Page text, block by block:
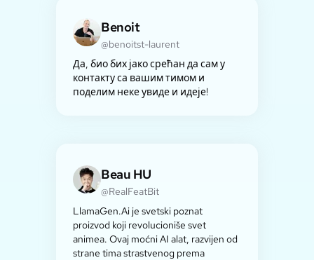
Benoit
@benoitst-laurent
Да, био бих јако срећан да сам у
контакту са вашим тимом и
поделим неке увиде и идеје!
Beau HU
@RealFeatBit
LlamaGen.Ai je svetski poznat
proizvod koji revolucioniše svet
animea. Ovaj moćni AI alat, razvijen od
strane tima strastvenog prema